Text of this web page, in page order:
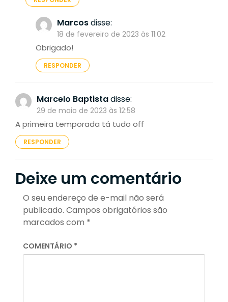
Marcosdisse:
18 de fevereiro de 2023 às 11:02
Obrigado!
RESPONDER
Marcelo Baptistadisse:
29 de maio de 2023 às 12:58
A primeira temporada tá tudo off
RESPONDER
Deixe um comentário
O seu endereço de e-mail não será
publicado. Campos obrigatórios são
marcados com *
COMENTÁRIO *